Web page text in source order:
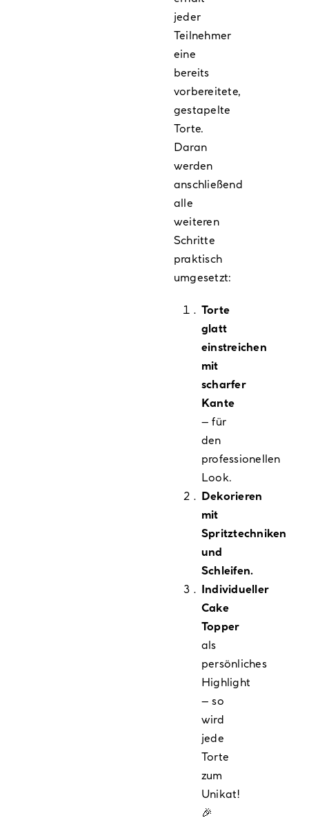
jeder
Teilnehmer
eine
bereits
vorbereitete,
gestapelte
Torte.
Daran
werden
anschließend
alle
weiteren
Schritte
praktisch
umgesetzt:
Torte
glatt
einstreichen
mit
scharfer
Kante
– für
den
professionellen
Look.
Dekorieren
mit
Spritztechniken
und
Schleifen.
Individueller
Cake
Topper
als
persönliches
Highlight
– so
wird
jede
Torte
zum
Unikat!
🎉